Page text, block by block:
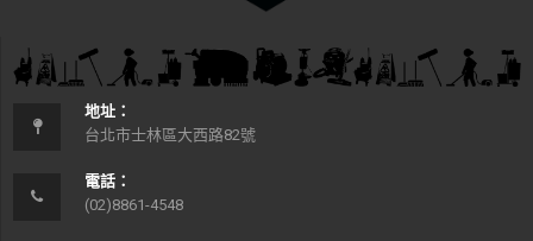
地址：
台北市士林區大西路82號
電話：
(02)8861-4548